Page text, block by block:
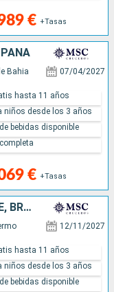
€ +Tasas
Bahia 07/04/2027
€ +Tasas
hasta 11 años
niños desde los 3 años
bebidas disponible
ITALIA, FRANCIA, ESPAÑA, TENERIFE, BRASIL
12/11/2027
hasta 11 años
niños desde los 3 años
bebidas disponible